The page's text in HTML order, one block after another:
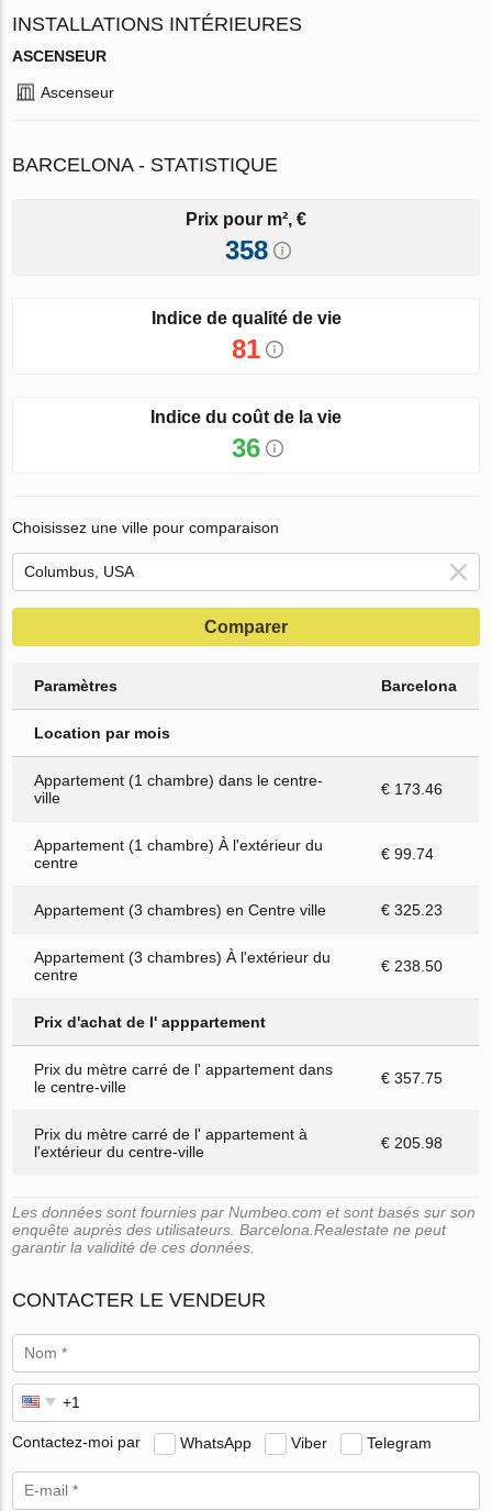
INSTALLATIONS INTÉRIEURES
ASCENSEUR
Ascenseur
BARCELONA - STATISTIQUE
Prix pour m², €
358
Indice de qualité de vie
81
Indice du coût de la vie
36
Choisissez une ville pour comparaison
Comparer
Paramètres Barcelona
Location par mois
Appartement (1 chambre) dans le centre-
ville
€ 173.46
Appartement (1 chambre) À l'extérieur du
centre
€ 99.74
Appartement (3 chambres) en Centre ville € 325.23
Appartement (3 chambres) À l'extérieur du
centre
€ 238.50
Prix d'achat de l' apppartement
Prix du mètre carré de l' appartement dans
le centre-ville
€ 357.75
Prix du mètre carré de l' appartement à
l'extérieur du centre-ville
€ 205.98
Les données sont fournies par Numbeo.com et sont basés sur son
enquête auprès des utilisateurs. Barcelona.Realestate ne peut
garantir la validité de ces données.
CONTACTER LE VENDEUR
Contactez-moi par WhatsApp Viber Telegram